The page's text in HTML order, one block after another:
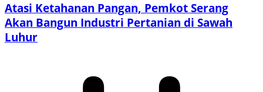
Atasi Ketahanan Pangan, Pemkot Serang
Akan Bangun Industri Pertanian di Sawah
Luhur